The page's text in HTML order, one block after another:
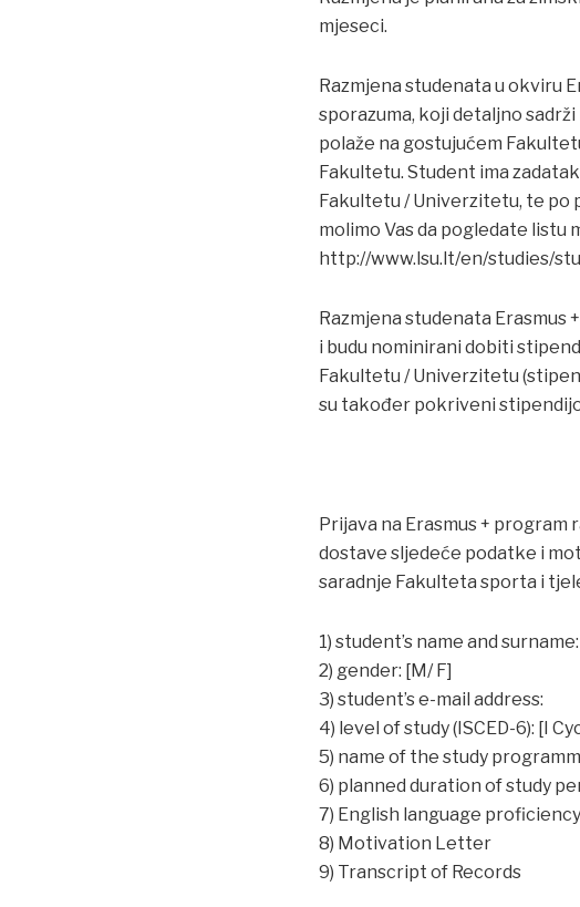
mjeseci.
Razmjena studenata u okviru
sporazuma, koji detaljno
polaže na gostujućem
Fakultetu. Student ima
Fakultetu / Univerzitetu, te po
molimo Vas da pogledate
http://www.lsu.lt/en/studies/
Razmjena studenata
i budu nominirani dobiti
Fakultetu / Univerzitetu
su također pokriveni
Prijava na Erasmus + program
dostave sljedeće podatke i
saradnje Fakulteta sporta i
1) student’s name and surname:
2) gender: [M/ F]
3) student’s e-mail address:
4) level of study (ISCED-6): [I
5) name of the study
6) planned duration of study
7) English language proficiency
8) Motivation Letter
9) Transcript of Records